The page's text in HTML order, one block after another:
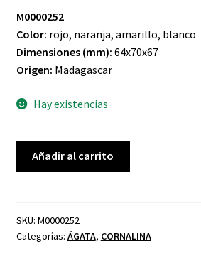
M0000252
Color: rojo, naranja, amarillo, blanco
Dimensiones (mm): 64x70x67
Origen: Madagascar
Hay existencias
Añadir al carrito
SKU: M0000252
Categorías: ÁGATA, CORNALINA